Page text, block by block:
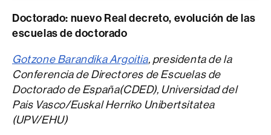
Doctorado: nuevo Real decreto, evolución de las
escuelas de doctorado
Gotzone Barandika Argoitia, presidenta de la
Conferencia de Directores de Escuelas de
Doctorado de España(CDED), Universidad del
Pais Vasco/Euskal Herriko Unibertsitatea
(UPV/EHU)